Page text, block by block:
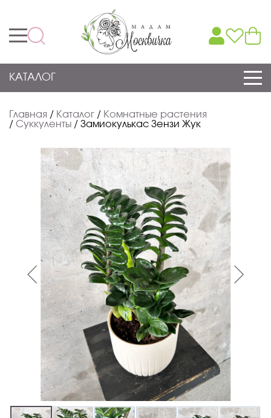
КАТАЛОГ
Главная / Каталог / Комнатные растения
/ Суккуленты / Замиокулькас Зензи Жук